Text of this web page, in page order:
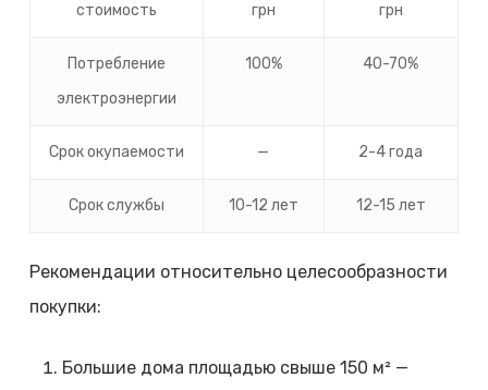
стоимость
грн
грн
Потребление
электроэнергии
100% 40-70%
Срок окупаемости — 2-4 года
Срок службы 10-12 лет 12-15 лет
Рекомендации относительно целесообразности
покупки:
Большие дома площадью свыше 150 м² —